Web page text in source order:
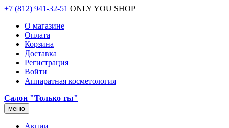
+7 (812) 941-32-51 ONLY YOU SHOP
О магазине
Оплата
Корзина
Доставка
Регистрация
Войти
Аппаратная косметология
Салон "Только ты"
меню
Акции